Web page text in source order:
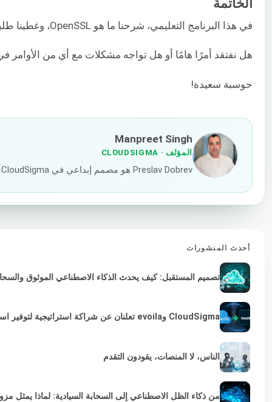
الخاتمة
في هذا البرنامج التعليمي، شرحنا ما هو OpenSSL، وغطينا طلبات توقيع الشهادات (CSR) وبعض أوامر OpenSSL الهامة التي يمكنك استخدامها في بيئة الخادم الخاصة بك.
هل نفتقد أمرًا هامًا أو هل تواجه مشكلات مع أي من الأوامر
حوسبة سعيدة!
Manpreet Singh
المؤلف· CLOUDSIGMA
Preslav Dobrev هو مصمم إبداعي في CloudSigma، يركز على هوية أعمال متسقة باستخدام قنوات التسويق التقليدية والمبتكرة. هو بارع في دمج الرؤية الفنية مع التسويق الاستراتيجي لخلق سرد قصصي مؤثر للعلامة التجارية.
أحدث المنشورات
تصميم المستقبل: كيف يحدث الذكاء الاصطناعي الموثوق
CloudSigma وevoila تعلنان عن شراكة استراتيجية لتوفير استمرارية VMware لمزودي الخدمات والمؤسسات
الناس، لا المنصات، يقودون التقدم
من ذكاء الظل الاصطناعي إلى السحابة السيادية: لماذا يمثل